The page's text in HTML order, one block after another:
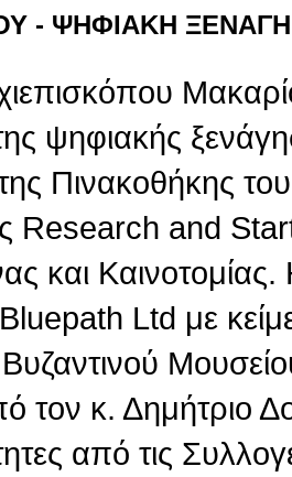
- ΨΗΦΙΑΚΗ
ψηφιακής
Πινακοθήκης
Research and
και
Ltd με
τον κ. Δημήτριο
από τις